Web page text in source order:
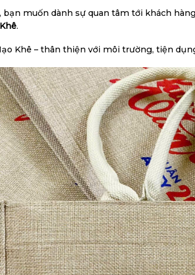
muốn dành sự quan tâm tới khách
.
Khê – thân thiện với môi trường, tiện